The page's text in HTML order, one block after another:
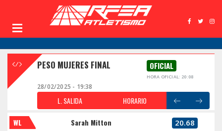
PESO MUJERES FINAL OFICIAL
HORA OFICIAL: 20:08
28/02/2025 - 19:38
L. SALIDA HORARIO
WL Sarah Mitton 20.68